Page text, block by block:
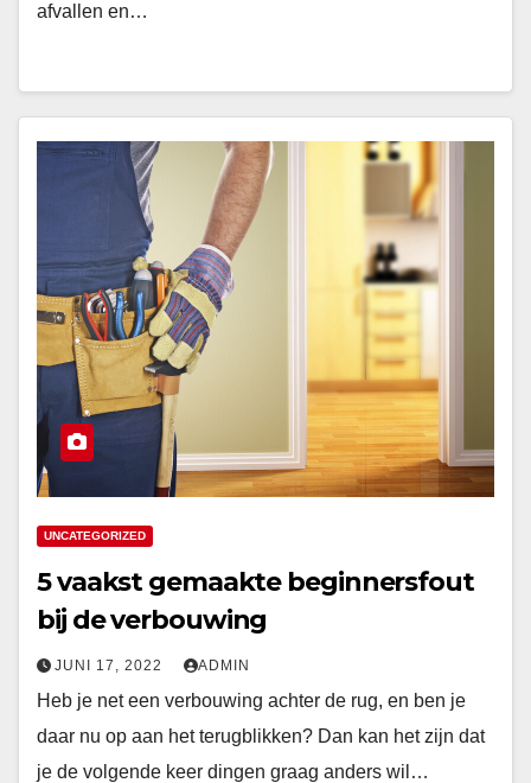
afvallen en…
UNCATEGORIZED
5 vaakst gemaakte beginnersfout
bij de verbouwing
JUNI 17, 2022 ADMIN
Heb je net een verbouwing achter de rug, en ben je
daar nu op aan het terugblikken? Dan kan het zijn dat
je de volgende keer dingen graag anders wil…